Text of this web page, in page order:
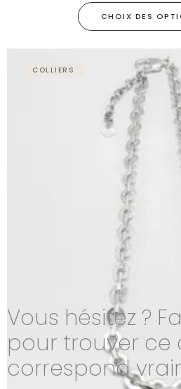
CHOIX DES
COLLIERS
Vous hésitez ?
pour trouver ce
correspond